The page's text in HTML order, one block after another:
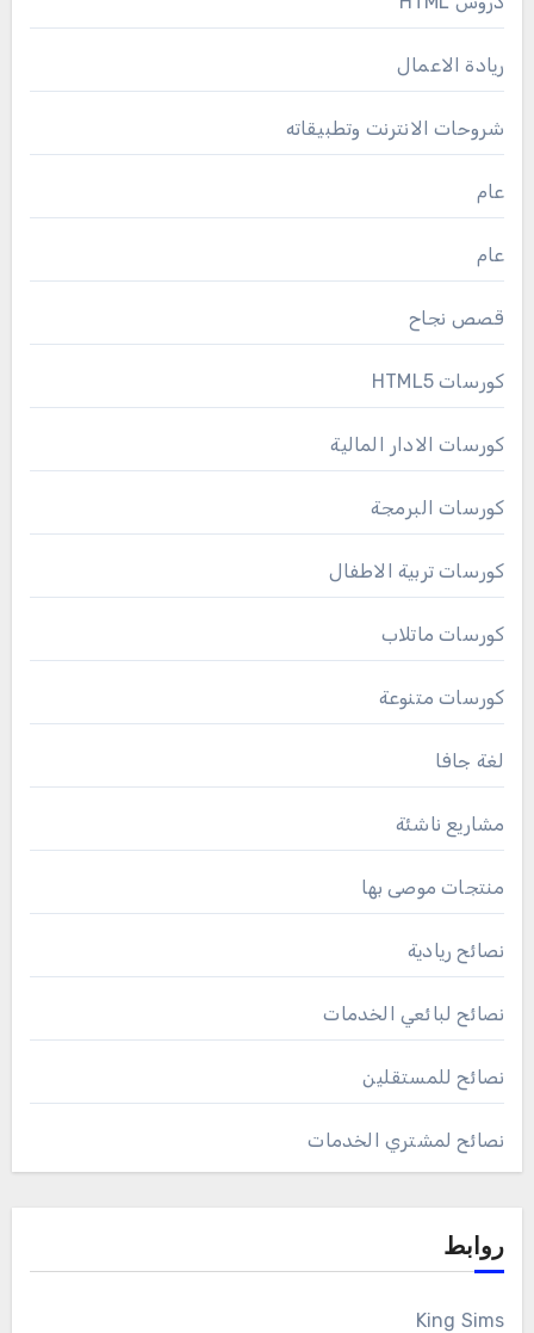
ريادة الاعمال
شروحات الانترنت وتطبيقاته
عام
عام
قصص نجاح
كورسات HTML5
كورسات الادار المالية
كورسات البرمجة
كورسات تربية الاطفال
كورسات ماتلاب
كورسات متنوعة
لغة جافا
مشاريع ناشئة
منتجات موصى بها
نصائح ريادية
نصائح لبائعي الخدمات
نصائح للمستقلين
نصائح لمشتري الخدمات
روابط
King Sims